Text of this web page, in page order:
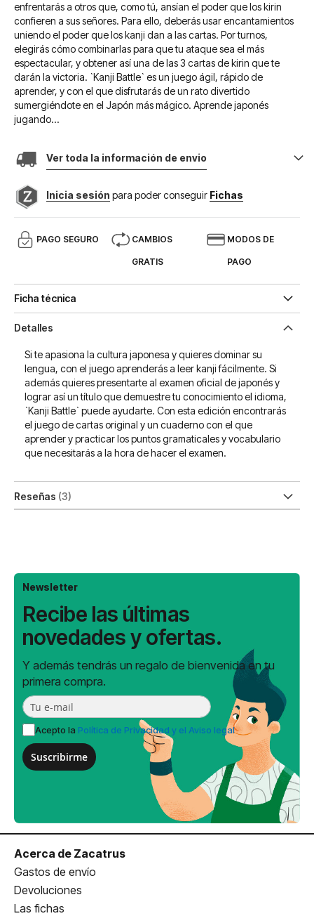
enfrentarás a otros que, como tú, ansían el poder que los kirin
confieren a sus señores. Para ello, deberás usar encantamientos
uniendo el poder que los kanji dan a las cartas. Por turnos,
elegirás cómo combinarlas para que tu ataque sea el más
espectacular, y obtener así una de las 3 cartas de kirin que te
darán la victoria. `Kanji Battle` es un juego ágil, rápido de
aprender, y con el que disfrutarás de un rato divertido
sumergiéndote en el Japón más mágico. Aprende japonés
jugando…
Ver toda la información de envio
Inicia sesión para poder conseguir Fichas
PAGO SEGURO CAMBIOS
GRATIS
MODOS DE
PAGO
Ficha técnica
Detalles
Si te apasiona la cultura japonesa y quieres dominar su
lengua, con el juego aprenderás a leer kanji fácilmente. Si
además quieres presentarte al examen oficial de japonés y
lograr así un título que demuestre tu conocimiento el idioma,
`Kanji Battle` puede ayudarte. Con esta edición encontrarás
el juego de cartas original y un cuaderno con el que
aprender y practicar los puntos gramaticales y vocabulario
que necesitarás a la hora de hacer el examen.
Reseñas 3
Newsletter
Recibe las últimas
novedades y ofertas.
Y además tendrás un regalo de bienvenida en tu
primera compra.
Acepto la Política de Privacidad y el Aviso legal
Suscribirme
Acerca de Zacatrus
Gastos de envío
Devoluciones
Las fichas